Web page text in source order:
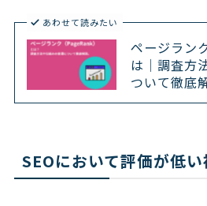
あわせて読みたい
ページラン
は｜調査方
ついて徹底
SEOにおいて評価が低